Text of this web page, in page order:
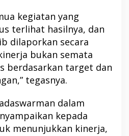
kegiatan yang
terlihat hasilnya, dan
dilaporkan secara
bukan semata
berdasarkan target dan
tegasnya.
dalam
kepada
menunjukkan kinerja,